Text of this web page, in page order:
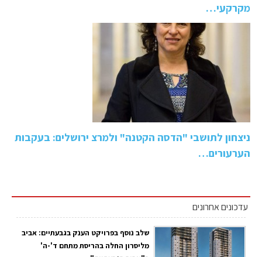
מקרקעי…
ניצחון לתושבי "הדסה הקטנה" ולמרצ ירושלים: בעקבות
הערעורים…
עדכונים אחרונים
שלב נוסף בפרויקט הענק בגבעתיים: אביב
מליסרון החלה בהריסת מתחם ד'-ה'